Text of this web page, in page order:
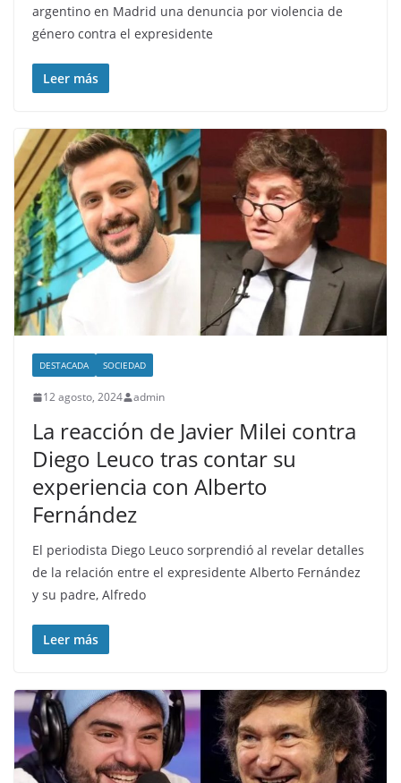
argentino en Madrid una denuncia por violencia de
género contra el expresidente
Leer más
DESTACADA SOCIEDAD
12 agosto, 2024 admin
La reacción de Javier Milei contra
Diego Leuco tras contar su
experiencia con Alberto
Fernández
El periodista Diego Leuco sorprendió al revelar detalles
de la relación entre el expresidente Alberto Fernández
y su padre, Alfredo
Leer más